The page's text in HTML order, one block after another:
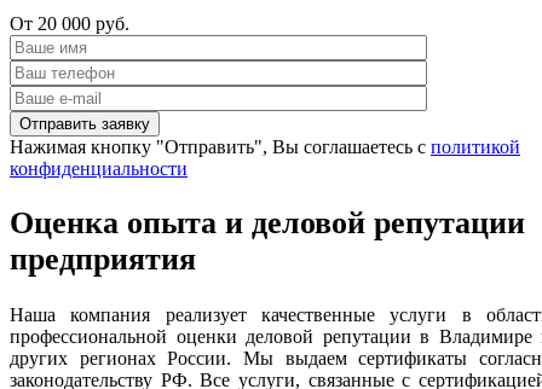
От 20 000 руб.
Нажимая кнопку "Отправить", Вы соглашаетесь с политикой
конфиденциальности
Оценка опыта и деловой репутации
предприятия
Наша компания реализует качественные услуги в
профессиональной оценки деловой репутации в Владимире
других регионах России. Мы выдаем сертификаты
законодательству РФ. Все услуги, связанные с